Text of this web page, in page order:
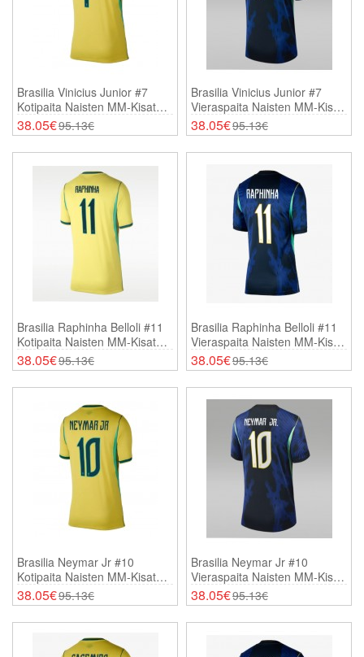
Brasilia Vinicius Junior #7
Kotipaita Naisten MM-Kisat
2026 Lyhythihainen
38.05€95.13€
Brasilia Vinicius Junior #7
Vieraspaita Naisten MM-Kisat
2026 Lyhythihainen
38.05€95.13€
Brasilia Raphinha Belloli #11
Kotipaita Naisten MM-Kisat
2026 Lyhythihainen
38.05€95.13€
Brasilia Raphinha Belloli #11
Vieraspaita Naisten MM-Kisat
2026 Lyhythihainen
38.05€95.13€
Brasilia Neymar Jr #10
Kotipaita Naisten MM-Kisat
2026 Lyhythihainen
38.05€95.13€
Brasilia Neymar Jr #10
Vieraspaita Naisten MM-Kisat
2026 Lyhythihainen
38.05€95.13€